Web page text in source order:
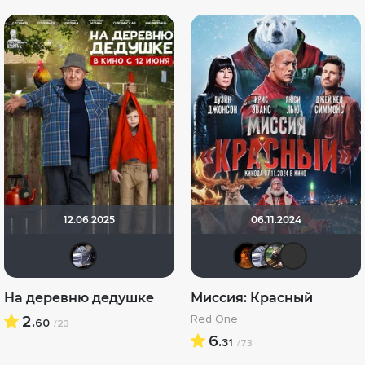
12.06.2025
На деревню дедушке
2.60 /23
06.11.2024
Миссия: Красный
Red One
6.31 /73